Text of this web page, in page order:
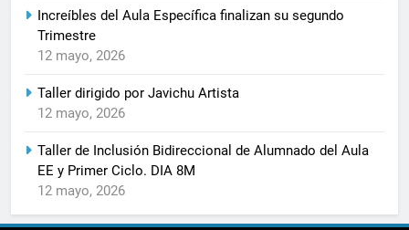
Increíbles del Aula Específica finalizan su segundo
Trimestre
12 mayo, 2026
Taller dirigido por Javichu Artista
12 mayo, 2026
Taller de Inclusión Bidireccional de Alumnado del Aula
EE y Primer Ciclo. DIA 8M
12 mayo, 2026